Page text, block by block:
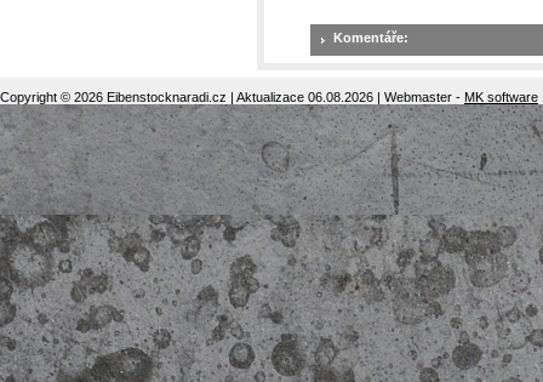
Komentáře:
Copyright © 2026 Eibenstocknaradi.cz | Aktualizace 06.08.2026 | Webmaster - MK software